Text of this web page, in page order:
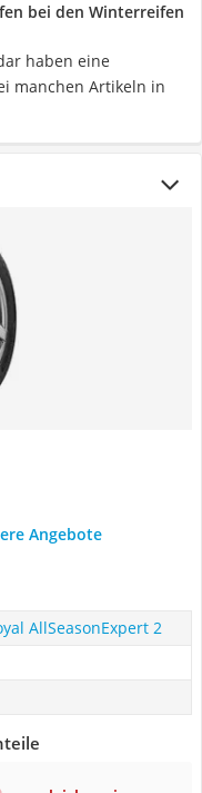
bei den Winterreifen
haben eine
manchen Artikeln in
Angebote
AllSeasonExpert 2